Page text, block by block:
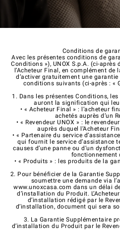
Conditions de
Avec les présentes conditions de
Conditions »), UNOX S.p.A. (ci-après
l’Acheteur Final, en complément
d’activer gratuitement une
conditions suivants (ci-après : «
1. Dans les présentes Conditions,
auront la signification qui
• « Acheteur Final » : l’acheteur
achetés auprès d’un
• « Revendeur UNOX » : le
auprès duquel l’Acheteur
• « Partenaire du service
qui fournit le service d’assistance
causes d’une panne ou d’un
fonctionnement
• « Produits » : les produits de la
2. Pour bénéficier de la Garantie
soumettre une demande via
www.unoxcasa.com dans un délai
d’installation du Produit.
d’installation rédigé par le
d’installation, document qui sera
3. La Garantie Supplémentaire
d’installation du Produit par le